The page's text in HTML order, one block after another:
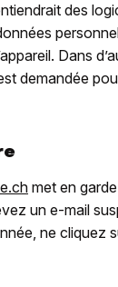
des
Dans
demandée
met en
un e-mail
ne cliquez